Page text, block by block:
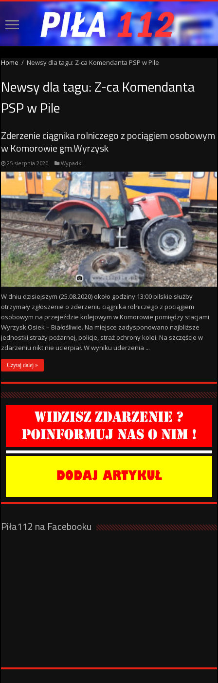
Home / Newsy dla tagu: Z-ca Komendanta PSP w Pile
Newsy dla tagu:Z-ca Komendanta
PSP w Pile
Zderzenie ciągnika rolniczego z pociągiem osobowym
w Komorowie gm.Wyrzysk
25 sierpnia 2020 Wypadki
W dniu dzisiejszym (25.08.2020) około godziny 13:00 pilskie służby
otrzymały zgłoszenie o zderzeniu ciągnika rolniczego z pociągiem
osobowym na przejeździe kolejowym w Komorowie pomiędzy stacjami
Wyrzysk Osiek – Białośliwie. Na miejsce zadysponowano najbliższe
jednostki straży pożarnej, policje, straż ochrony kolei. Na szczęście w
zdarzeniu nikt nie ucierpiał. W wyniku uderzenia ...
Czytaj dalej »
Piła112 na Facebooku